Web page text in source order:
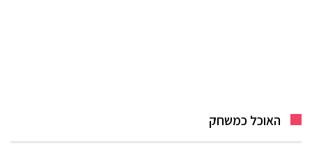
האוכל כמשחק